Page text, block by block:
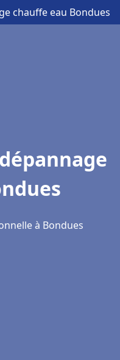
chauffe eau Bondues
à Bondues